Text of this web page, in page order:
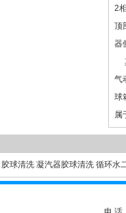
2
顶
器
气
球
属
胶球清洗 凝汽器胶球清洗 循环水